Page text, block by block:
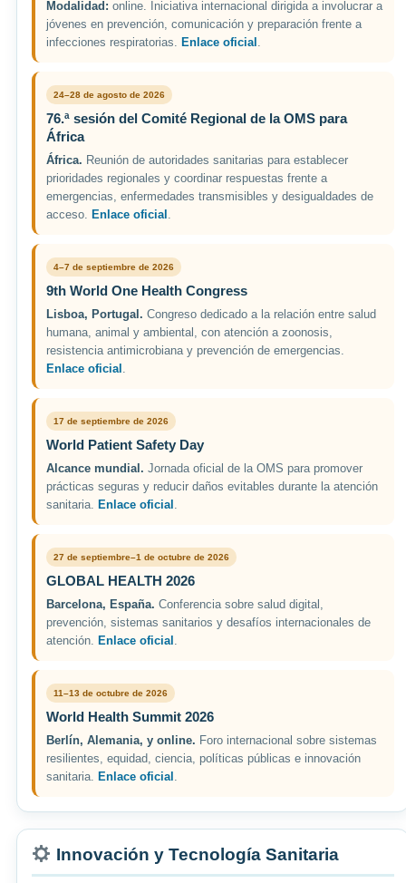
Modalidad: online. Iniciativa internacional dirigida a involucrar a
jóvenes en prevención, comunicación y preparación frente a
infecciones respiratorias. Enlace oficial .
24–28 de agosto de 2026
76.ª sesión del Comité Regional de la OMS para
África
África. Reunión de autoridades sanitarias para establecer
prioridades regionales y coordinar respuestas frente a
emergencias, enfermedades transmisibles y desigualdades de
acceso. Enlace oficial .
4–7 de septiembre de 2026
9th World One Health Congress
Lisboa, Portugal. Congreso dedicado a la relación entre salud
humana, animal y ambiental, con atención a zoonosis,
resistencia antimicrobiana y prevención de emergencias.
Enlace oficial .
17 de septiembre de 2026
World Patient Safety Day
Alcance mundial. Jornada oficial de la OMS para promover
prácticas seguras y reducir daños evitables durante la atención
sanitaria. Enlace oficial .
27 de septiembre–1 de octubre de 2026
GLOBAL HEALTH 2026
Barcelona, España. Conferencia sobre salud digital,
prevención, sistemas sanitarios y desafíos internacionales de
atención. Enlace oficial .
11–13 de octubre de 2026
World Health Summit 2026
Berlín, Alemania, y online. Foro internacional sobre sistemas
resilientes, equidad, ciencia, políticas públicas e innovación
sanitaria. Enlace oficial .
Innovación y Tecnología Sanitaria